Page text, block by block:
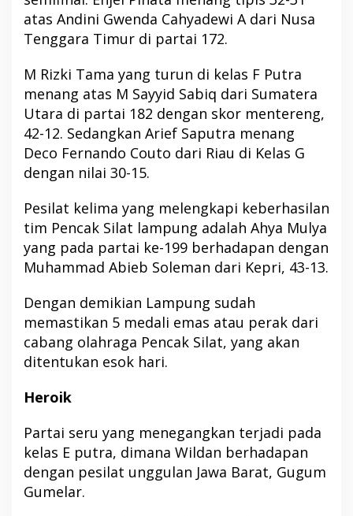
atas Andini Gwenda Cahyadewi A dari Nusa
Tenggara Timur di partai 172.
M Rizki Tama yang turun di kelas F Putra
menang atas M Sayyid Sabiq dari Sumatera
Utara di partai 182 dengan skor mentereng,
42-12. Sedangkan Arief Saputra menang
Deco Fernando Couto dari Riau di Kelas G
dengan nilai 30-15.
Pesilat kelima yang melengkapi keberhasilan
tim Pencak Silat lampung adalah Ahya Mulya
yang pada partai ke-199 berhadapan dengan
Muhammad Abieb Soleman dari Kepri, 43-13.
Dengan demikian Lampung sudah
memastikan 5 medali emas atau perak dari
cabang olahraga Pencak Silat, yang akan
ditentukan esok hari.
Heroik
Partai seru yang menegangkan terjadi pada
kelas E putra, dimana Wildan berhadapan
dengan pesilat unggulan Jawa Barat, Gugum
Gumelar.